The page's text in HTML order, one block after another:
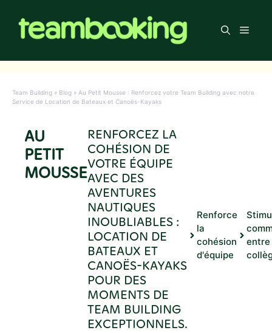
contenu
Menu
Team Building » Blog » Au Petit Mousse : Renforcez votre Team Building avec notre
Service de Location de Bateaux et Canoës-Kayaks
AU
PETIT
MOUSSE
RENFORCEZ LA
COHÉSION DE
VOTRE ÉQUIPE
AVEC DES
AVENTURES
NAUTIQUES
INOUBLIABLES :
LOCATION DE
BATEAUX ET
CANOËS-KAYAKS
POUR DES
MOMENTS DE
TEAM BUILDING
EXCEPTIONNELS.
Renforce
la
cohésion
d'équipe
entre